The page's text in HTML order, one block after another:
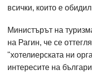
всички, които е
Министърът на
на Рагин, че се
"хотелиерската ни
интересите на